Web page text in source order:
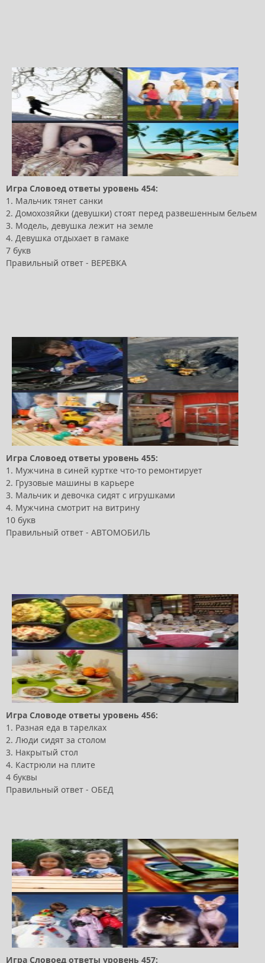
Игра Словоед ответы уровень 454:
1. Мальчик тянет санки
2. Домохозяйки (девушки) стоят перед развешенным бельем
3. Модель, девушка лежит на земле
4. Девушка отдыхает в гамаке
7 букв
Правильный ответ - ВЕРЕВКА
Игра Словоед ответы уровень 455:
1. Мужчина в синей куртке что-то ремонтирует
2. Грузовые машины в карьере
3. Мальчик и девочка сидят с игрушками
4. Мужчина смотрит на витрину
10 букв
Правильный ответ - АВТОМОБИЛЬ
Игра Словоде ответы уровень 456:
1. Разная еда в тарелках
2. Люди сидят за столом
3. Накрытый стол
4. Кастрюли на плите
4 буквы
Правильный ответ - ОБЕД
Игра Словоед ответы уровень 457: